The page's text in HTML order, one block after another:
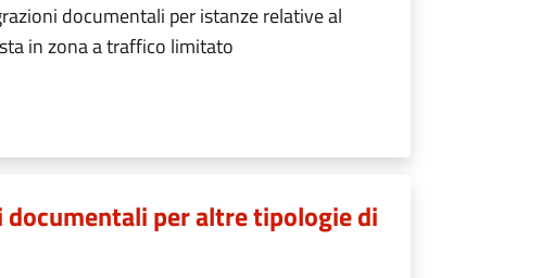
documentali per istanze relative al
in zona a traffico limitato
per altre tipologie di